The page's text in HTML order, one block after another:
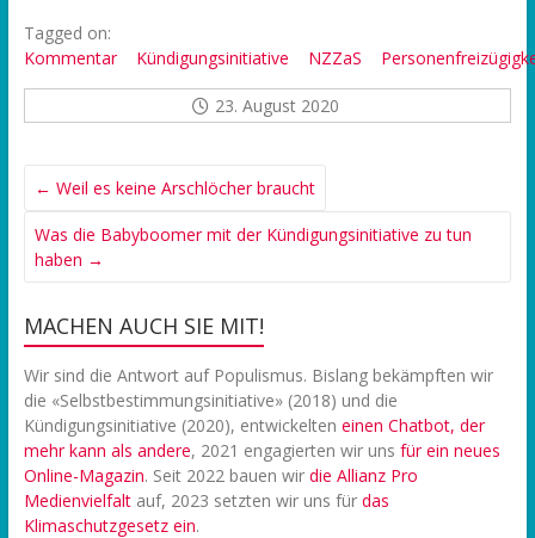
Tagged on:
Kommentar
Kündigungsinitiative NZZaS
23. August 2020
← Weil es keine Arschlöcher braucht
Was die Babyboomer mit der Kündigungsinitiative zu tun
haben →
MACHEN AUCH SIE MIT!
Wir sind die Antwort auf Populismus. Bislang bekämpften wir
die «Selbstbestimmungsinitiative» (2018) und die
Kündigungsinitiative (2020), entwickelten einen Chatbot, der
mehr kann als andere, 2021 engagierten wir uns für ein neues
Online-Magazin. Seit 2022 bauen wir die Allianz Pro
Medienvielfaltauf, 2023 setzten wir uns für das
Klimaschutzgesetz ein.